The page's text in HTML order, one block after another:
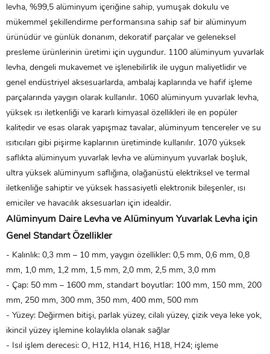
levha, %99,5 alüminyum içeriğine sahip, yumuşak dokulu ve
mükemmel şekillendirme performansına sahip saf bir alüminyum
ürünüdür ve günlük donanım, dekoratif parçalar ve geleneksel
presleme ürünlerinin üretimi için uygundur. 1100 alüminyum yuvarlak
levha, dengeli mukavemet ve işlenebilirlik ile uygun maliyetlidir ve
genel endüstriyel aksesuarlarda, ambalaj kaplarında ve hafif işleme
parçalarında yaygın olarak kullanılır. 1060 alüminyum yuvarlak levha,
yüksek ısı iletkenliği ve kararlı kimyasal özellikleri ile en popüler
kalitedir ve esas olarak yapışmaz tavalar, alüminyum tencereler ve su
ısıtıcıları gibi pişirme kaplarının üretiminde kullanılır. 1070 yüksek
saflıkta alüminyum yuvarlak levha ve alüminyum yuvarlak boşluk,
ultra yüksek alüminyum saflığına, olağanüstü elektriksel ve termal
iletkenliğe sahiptir ve yüksek hassasiyetli elektronik bileşenler, ısı
emiciler ve havacılık aksesuarları için idealdir.
Alüminyum Daire Levha ve Alüminyum Yuvarlak Levha için
Genel Standart Özellikler
- Kalınlık: 0,3 mm – 10 mm, yaygın özellikler: 0,5 mm, 0,6 mm, 0,8
mm, 1,0 mm, 1,2 mm, 1,5 mm, 2,0 mm, 2,5 mm, 3,0 mm
- Çap: 50 mm – 1600 mm, standart boyutlar: 100 mm, 150 mm, 200
mm, 250 mm, 300 mm, 350 mm, 400 mm, 500 mm
- Yüzey: Değirmen bitişi, parlak yüzey, cilalı yüzey, çizik veya leke yok,
ikincil yüzey işlemine kolaylıkla olanak sağlar
- Isıl işlem derecesi: O, H12, H14, H16, H18, H24; işleme